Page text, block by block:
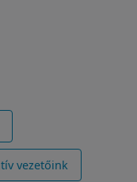
vezetőink